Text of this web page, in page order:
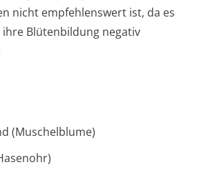
nicht empfehlenswert ist, da es
Blütenbildung negativ
(Muschelblume)